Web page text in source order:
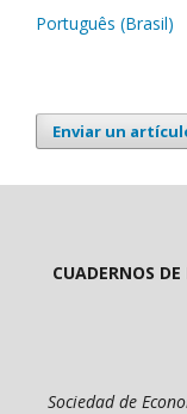
Português (Brasil)
Enviar un
CUADERNOS
Sociedad de